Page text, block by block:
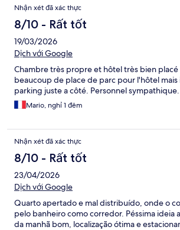
Nhận xét đã xác thực
8/10 - Rất tốt
19/03/2026
Dịch với Google
Chambre très propre et hôtel très bien placé
beaucoup de place de parc pour l'hôtel mais
parking juste a côté. Personnel
Mario, nghỉ 1 đêm
Nhận xét đã xác thực
8/10 - Rất tốt
23/04/2026
Dịch với Google
Quarto apertado e mal distribuído, onde o
pelo banheiro como corredor. Péssima ideia
da manhã bom, localização ótima e